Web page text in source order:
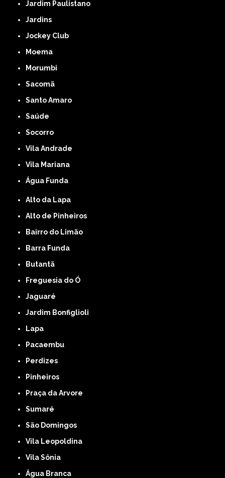
Jardim Paulistano
Jardins
Jockey Club
Moema
Morumbi
Sacomã
Santo Amaro
Saúde
Socorro
Vila Andrade
Vila Mariana
Água Funda
Alto da Lapa
Alto de Pinheiros
Bairro do Limão
Barra Funda
Butantã
Freguesia do Ó
Jaguaré
Jardim Bonfiglioli
Lapa
Pacaembu
Perdizes
Pinheiros
Praça da Arvore
Sumaré
São Domingos
Vila Leopoldina
Vila Sônia
Água Branca